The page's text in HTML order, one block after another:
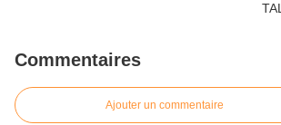
Commentaires
Ajouter un commentaire